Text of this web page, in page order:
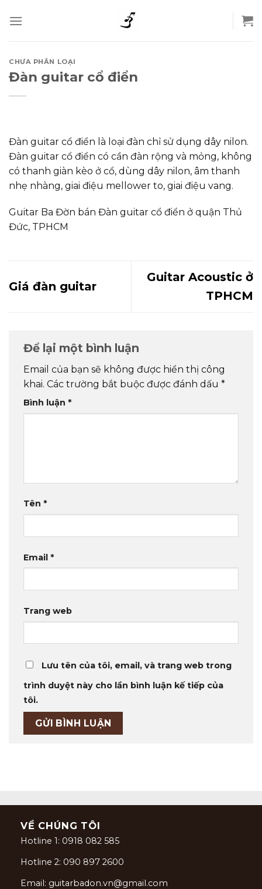
to
content
CHƯA PHÂN LOẠI
Đàn guitar cổ điển
Đàn guitar cổ điển là loại đàn chỉ sử dụng dây nilon.
Đàn guitar cổ điển có cần đàn rộng và mỏng, không
có thanh giàn kèo ở cổ, dùng dây nilon, âm thanh
nhẹ nhàng, giai điệu mellower to, giai điệu vang.
Guitar Ba Đờn bán Đàn guitar cổ điển ở quận Thủ
Đức, TPHCM
Giá đàn guitar
Guitar Acoustic ở
TPHCM
Để lại một bình luận
Email của bạn sẽ không được hiển thị công
khai. Các trường bắt buộc được đánh dấu *
Bình luận *
Tên *
Email *
Trang web
Lưu tên của tôi, email, và trang web trong
trình duyệt này cho lần bình luận kế tiếp của
tôi.
VỀ CHÚNG TÔI
Hotline 1: 0918 082 585
Hotline 2: 090 897 2600
Email: guitarbadon.vn@gmail.com